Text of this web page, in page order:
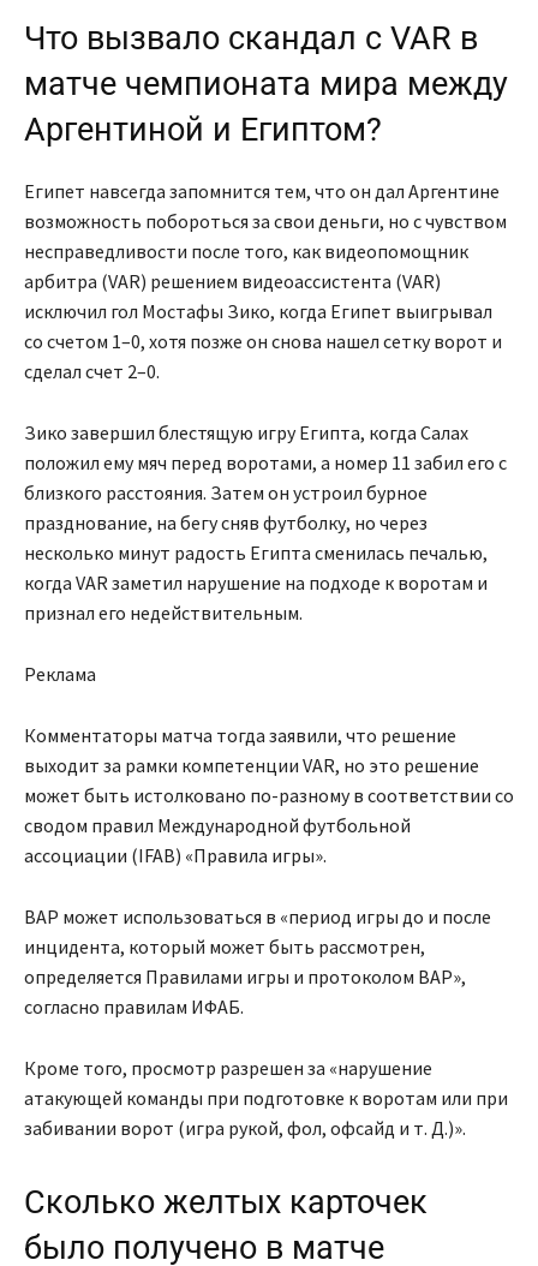
Что вызвало скандал с VAR в
матче чемпионата мира между
Аргентиной и Египтом?
Египет навсегда запомнится тем, что он дал Аргентине
возможность побороться за свои деньги, но с чувством
несправедливости после того, как видеопомощник
арбитра (VAR) решением видеоассистента (VAR)
исключил гол Мостафы Зико, когда Египет выигрывал
со счетом 1–0, хотя позже он снова нашел сетку ворот и
сделал счет 2–0.
Зико завершил блестящую игру Египта, когда Салах
положил ему мяч перед воротами, а номер 11 забил его с
близкого расстояния. Затем он устроил бурное
празднование, на бегу сняв футболку, но через
несколько минут радость Египта сменилась печалью,
когда VAR заметил нарушение на подходе к воротам и
признал его недействительным.
Реклама
Комментаторы матча тогда заявили, что решение
выходит за рамки компетенции VAR, но это решение
может быть истолковано по-разному в соответствии со
сводом правил Международной футбольной
ассоциации (IFAB) «Правила игры».
ВАР может использоваться в «период игры до и после
инцидента, который может быть рассмотрен,
определяется Правилами игры и протоколом ВАР»,
согласно правилам ИФАБ.
Кроме того, просмотр разрешен за «нарушение
атакующей команды при подготовке к воротам или при
забивании ворот (игра рукой, фол, офсайд и т. Д.)».
Сколько желтых карточек
было получено в матче